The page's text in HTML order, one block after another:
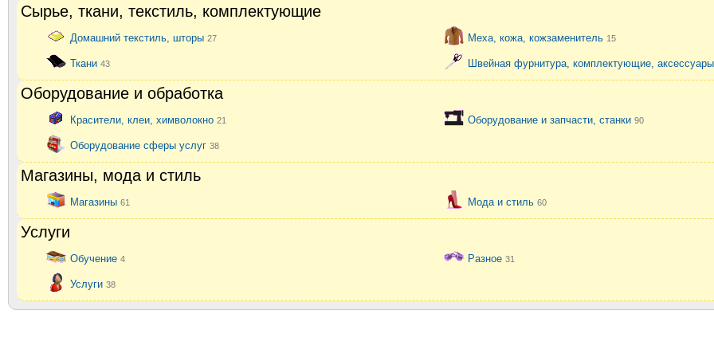
Сырье, ткани, текстиль, комплектующие
Домашний текстиль, шторы 27 Меха, кожа, кожзаменитель 15
Ткани 43 Швейная фурнитура, комплектующие,
Оборудование и обработка
Красители, клеи, химволокно 21 Оборудование и запчасти, станки 90
Оборудование сферы услуг 38
Магазины, мода и стиль
Магазины 61 Мода и стиль 60
Услуги
Обучение 4 Разное 31
Услуги 38